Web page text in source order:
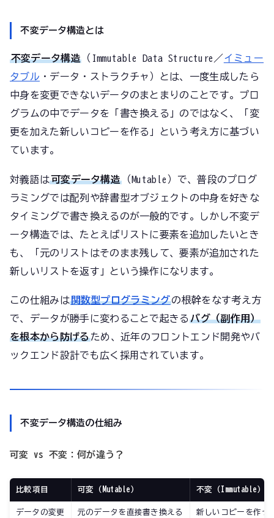
不変データ構造とは
不変データ構造 （Immutable Data Structure／イミュー
タブル ・データ・ストラクチャ）とは、一度生成したら
中身を変更できないデータのまとまりのことです。プロ
グラムの中でデータを「書き換える」のではなく、「変
更を加えた新しいコピーを作る」という考え方に基づい
ています。
対義語は可変データ構造（Mutable）で、普段のプログ
ラミングでは配列や辞書型オブジェクトの中身を好きな
タイミングで書き換えるのが一般的です。しかし不変デ
ータ構造では、たとえばリストに要素を追加したいとき
も、「元のリストはそのまま残して、要素が追加された
新しいリストを返す」という操作になります。
この仕組みは関数型プログラミングの根幹をなす考え方
で、データが勝手に変わることで起きる バグ（副作用）
を根本から防げるため、近年のフロントエンド開発やバ
ックエンド設計でも広く採用されています。
不変データ構造の仕組み
可変 vs 不変：何が違う？
比較項目 可変（Mutable） 不変（Immutable）
データの変更 元のデータを直接書き換える 新しいコピーを作っ